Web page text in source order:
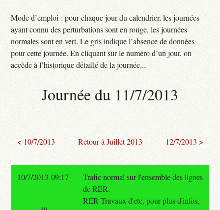
Mode d’emploi : pour chaque jour du calendrier, les journées
ayant connu des perturbations sont en rouge, les journées
normales sont en vert. Le gris indique l’absence de données
pour cette journée. En cliquant sur le numéro d’un jour, on
accède à l’historique détaillé de la journée...
Journée du 11/7/2013
< 10/7/2013 Retour à Juillet 2013 12/7/2013 >
10/7/2013 09:17
Trafic normal sur l'ensemble des lignes
de RER.
RER Travaux d'ete, pour plus d'infos,